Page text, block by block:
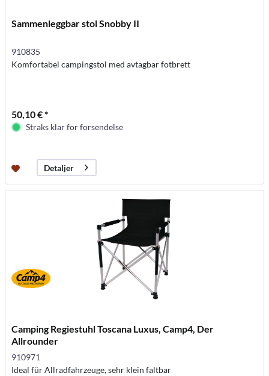
Sammenleggbar stol Snobby II
910835
Komfortabel campingstol med avtagbar fotbrett
50,10 € *
Straks klar for forsendelse
Detaljer
Camping Regiestuhl Toscana Luxus, Camp4, Der
Allrounder
910971
Ideal für Allradfahrzeuge, sehr klein faltbar